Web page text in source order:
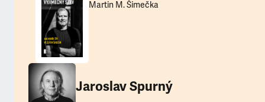
Martin M. Šimečka
Jaroslav Spurný